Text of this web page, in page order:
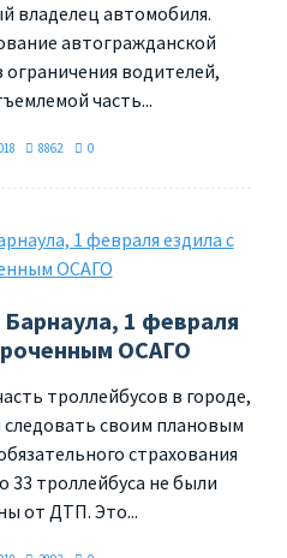
владелец автомобиля.
автогражданской
водителей,
часть...
8862 0
1 февраля
ОСАГО
троллейбусов в городе,
своим плановым
страхования
троллейбуса не были
от ДТП. Это...